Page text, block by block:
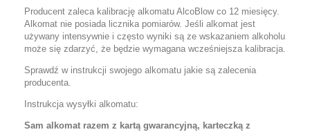
Producent zaleca kalibrację alkomatu AlcoBlow co 12 miesięcy.
Alkomat nie posiada licznika pomiarów. Jeśli alkomat jest
używany intensywnie i często wyniki są ze wskazaniem alkoholu
może się zdarzyć, że będzie wymagana wcześniejsza kalibracja.
Sprawdź w instrukcji swojego alkomatu jakie są zalecenia
producenta.
Instrukcja wysyłki alkomatu:
Sam alkomat razem z kartą gwarancyjną, karteczką z